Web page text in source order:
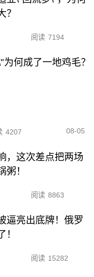
？
阅读 7194
何成了一地鸡毛？
4207 08-05
，这次差点把两场
粥！
阅读 8863
逼亮出底牌！俄罗
！
阅读 15282